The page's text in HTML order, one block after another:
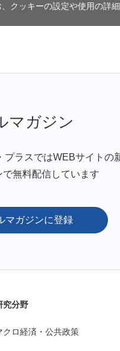
クッキーの設定や使用の詳
マガジン
プラスではWEBサイトの
で無料配信しています
マガジンに登録
究分野
クロ経済・公共政策